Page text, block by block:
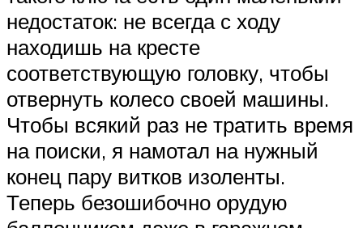
недостаток: не всегда с ходу
находишь на кресте
соответствующую головку, чтобы
отвернуть колесо своей машины.
Чтобы всякий раз не тратить время
на поиски, я намотал на нужный
конец пару витков изоленты.
Теперь безошибочно орудую